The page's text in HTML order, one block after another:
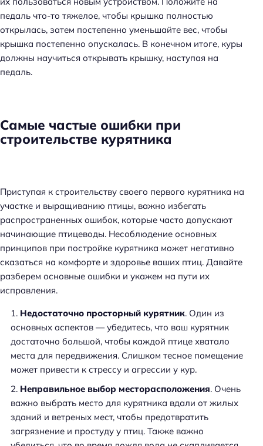
педаль что-то тяжелое, чтобы крышка полностью
открылась, затем постепенно уменьшайте вес, чтобы
крышка постепенно опускалась. В конечном итоге, куры
должны научиться открывать крышку, наступая на
педаль.
Самые частые ошибки при
строительстве курятника
Приступая к строительству своего первого курятника на
участке и выращиванию птицы, важно избегать
распространенных ошибок, которые часто допускают
начинающие птицеводы. Несоблюдение основных
принципов при постройке курятника может негативно
сказаться на комфорте и здоровье ваших птиц. Давайте
разберем основные ошибки и укажем на пути их
исправления.
Недостаточно просторный курятник. Один из
основных аспектов — убедитесь, что ваш курятник
достаточно большой, чтобы каждой птице хватало
места для передвижения. Слишком тесное помещение
может привести к стрессу и агрессии у кур.
Неправильное выбор месторасположения. Очень
важно выбрать место для курятника вдали от жилых
зданий и ветреных мест, чтобы предотвратить
загрязнение и простуду у птиц. Также важно